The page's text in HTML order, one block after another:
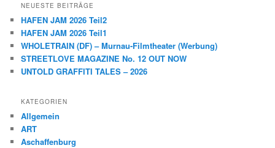
NEUESTE BEITRÄGE
HAFEN JAM 2026 Teil2
HAFEN JAM 2026 Teil1
WHOLETRAIN (DF) – Murnau-Filmtheater (Werbung)
STREETLOVE MAGAZINE No. 12 OUT NOW
UNTOLD GRAFFITI TALES – 2026
KATEGORIEN
Allgemein
ART
Aschaffenburg